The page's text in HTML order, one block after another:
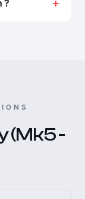
?
(Mk5 -